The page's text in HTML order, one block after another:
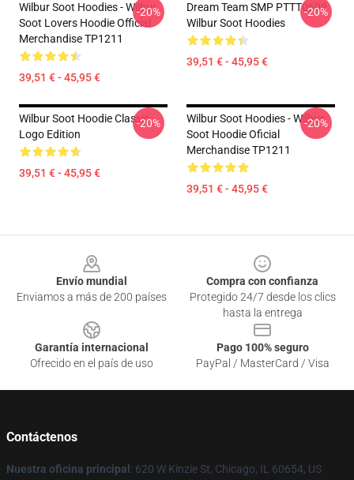
Wilbur Soot Hoodies - Wilbur
Soot Lovers Hoodie Official
Merchandise TP1211
39,51 € - 45,95 €
-20%
Dream Team SMP PTTT0608
Wilbur Soot Hoodies
39,51 € - 45,95 €
-20%
Wilbur Soot Hoodie Classic
Logo Edition
39,51 € - 45,95 €
-20%
Wilbur Soot Hoodies - Wilbur
Soot Hoodie Oficial
Merchandise TP1211
39,51 € - 45,95 €
-20%
Envío mundial
Enviamos a más de 200 países
Compra con confianza
Protegido 24/7 desde los clics
hasta la entrega
Garantía internacional
Ofrecido en el país de uso
Pago 100% seguro
PayPal / MasterCard / Visa
Contáctenos
Nuestra oficina principal : 620 W Kinzie St, Chicago, IL 60654, US